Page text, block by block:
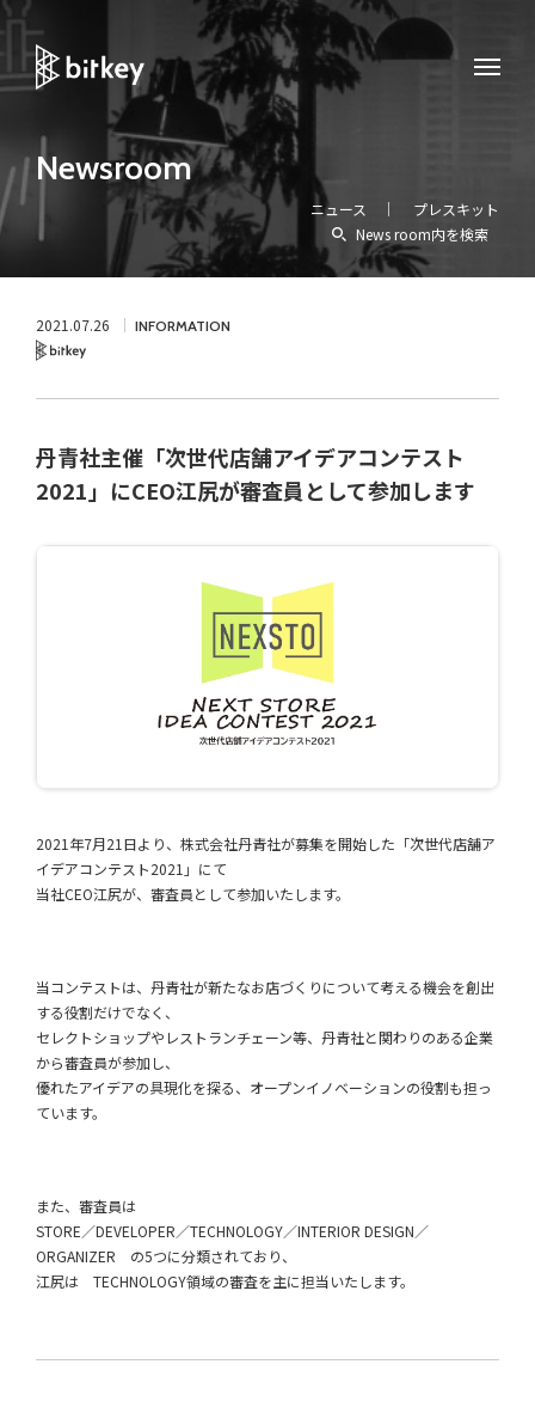
Newsroom
ニュース
プレスキット
News room内を検索
2021.07.26 INFORMATION
丹青社主催「次世代店舗アイデアコンテスト
2021」にCEO江尻が審査員として参加します
2021年7月21日より、株式会社丹⻘社が募集を開始した「次世代店舗ア
イデアコンテスト2021」にて
当社CEO江尻が、審査員として参加いたします。
当コンテストは、丹青社が新たなお店づくりについて考える機会を創出
する役割だけでなく、
セレクトショップやレストランチェーン等、丹青社と関わりのある企業
から審査員が参加し、
優れたアイデアの具現化を探る、オープンイノベーションの役割も担っ
ています。
また、審査員は
STORE／DEVELOPER／TECHNOLOGY／INTERIOR DESIGN／
ORGANIZER の5つに分類されており、
江尻は TECHNOLOGY領域の審査を主に担当いたします。